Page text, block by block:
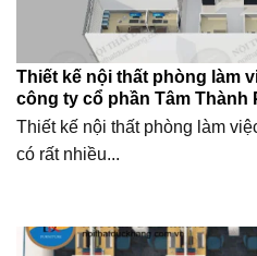
Thiết kế nội thất phòng làm
công ty cổ phần Tâm Thành
Thiết kế nội thất phòng làm
có rất nhiều...